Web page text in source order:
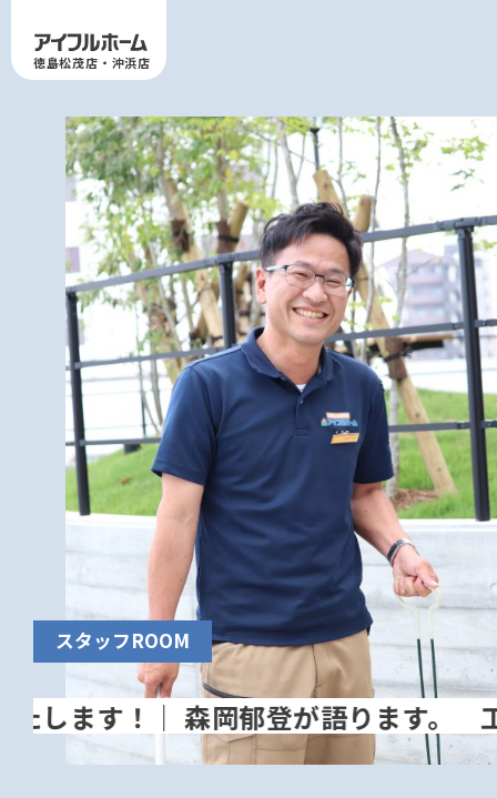
徳島松茂店・沖浜店
スタッフROOM